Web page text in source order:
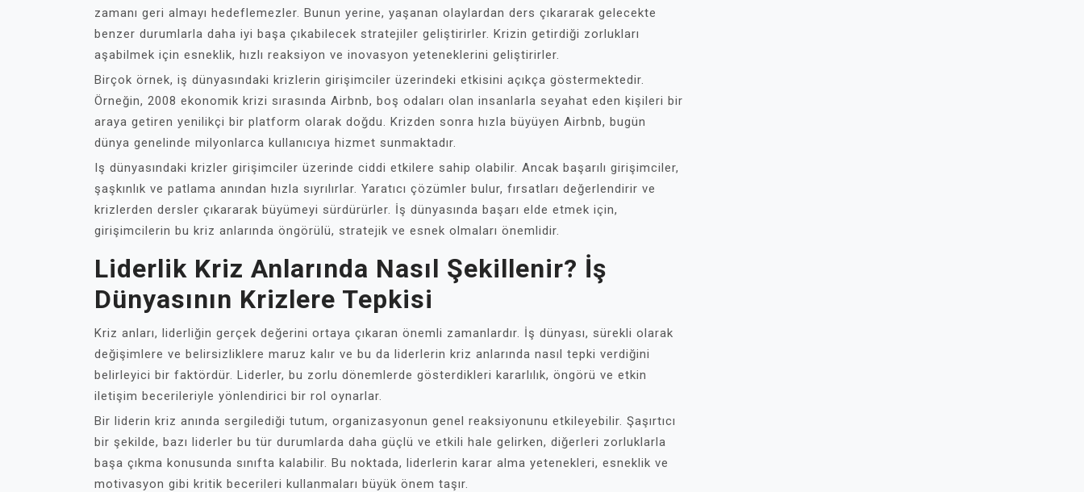
zamanı geri almayı hedeflemezler. Bunun yerine, yaşanan olaylardan ders çıkararak gelecekte
benzer durumlarla daha iyi başa çıkabilecek stratejiler geliştirirler. Krizin getirdiği zorlukları
aşabilmek için esneklik, hızlı reaksiyon ve inovasyon yeteneklerini geliştirirler.
Birçok örnek, iş dünyasındaki krizlerin girişimciler üzerindeki etkisini açıkça göstermektedir.
Örneğin, 2008 ekonomik krizi sırasında Airbnb, boş odaları olan insanlarla seyahat eden kişileri bir
araya getiren yenilikçi bir platform olarak doğdu. Krizden sonra hızla büyüyen Airbnb, bugün
dünya genelinde milyonlarca kullanıcıya hizmet sunmaktadır.
Iş dünyasındaki krizler girişimciler üzerinde ciddi etkilere sahip olabilir. Ancak başarılı girişimciler,
şaşkınlık ve patlama anından hızla sıyrılırlar. Yaratıcı çözümler bulur, fırsatları değerlendirir ve
krizlerden dersler çıkararak büyümeyi sürdürürler. İş dünyasında başarı elde etmek için,
girişimcilerin bu kriz anlarında öngörülü, stratejik ve esnek olmaları önemlidir.
Liderlik Kriz Anlarında Nasıl Şekillenir? İş
Dünyasının Krizlere Tepkisi
Kriz anları, liderliğin gerçek değerini ortaya çıkaran önemli zamanlardır. İş dünyası, sürekli olarak
değişimlere ve belirsizliklere maruz kalır ve bu da liderlerin kriz anlarında nasıl tepki verdiğini
belirleyici bir faktördür. Liderler, bu zorlu dönemlerde gösterdikleri kararlılık, öngörü ve etkin
iletişim becerileriyle yönlendirici bir rol oynarlar.
Bir liderin kriz anında sergilediği tutum, organizasyonun genel reaksiyonunu etkileyebilir. Şaşırtıcı
bir şekilde, bazı liderler bu tür durumlarda daha güçlü ve etkili hale gelirken, diğerleri zorluklarla
başa çıkma konusunda sınıfta kalabilir. Bu noktada, liderlerin karar alma yetenekleri, esneklik ve
motivasyon gibi kritik becerileri kullanmaları büyük önem taşır.